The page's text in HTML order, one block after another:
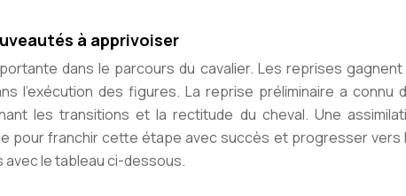
à apprivoiser
dans le parcours du cavalier. Les reprises gagnent
l’exécution des figures. La reprise préliminaire a connu
les transitions et la rectitude du cheval. Une
pour franchir cette étape avec succès et progresser vers
avec le tableau ci-dessous.